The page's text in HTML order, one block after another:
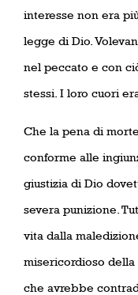
interesse non era
legge di Dio.
nel peccato e con
stessi. I loro cuori
Che la pena di
conforme alle
giustizia di Dio
severa punizione.
vita dalla
misericordioso della
che avrebbe